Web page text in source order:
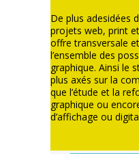
De plus adesidées
projets web, print
offre transversale
l’ensemble des
graphique. Ainsi le
plus axés sur la
que l’étude et la
graphique ou
d’affichage ou